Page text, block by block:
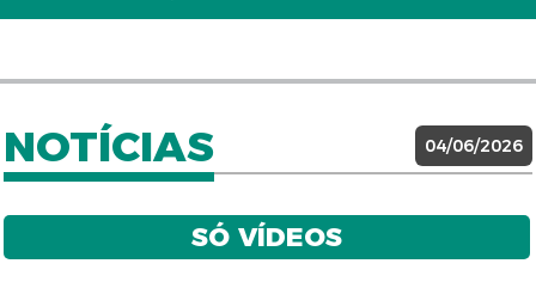
NOTÍCIAS 04/06/2026
SÓ VÍDEOS